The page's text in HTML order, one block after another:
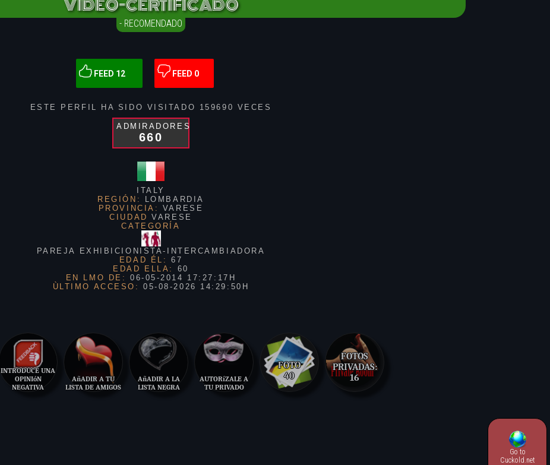
VIDEO-CERTIFICADO
- RECOMENDADO
FEED 12 FEED 0
ESTE PERFIL HA SIDO VISITADO 159690 VECES
ADMIRADORES
660
ITALY
REGIÓN:
LOMBARDIA
PROVINCIA: VARESE
CIUDAD
VARESE
CATEGORÍA
PAREJA EXHIBICIONISTA-INTERCAMBIADORA
EDAD ÉL:
67
EDAD ELLA:
60
EN LMO DE:
06-05-2014 17:27:17H
ÙLTIMO ACCESO:
05-08-2026 14:29:50H
INTRODUCE UNA
OPINIóN
NEGATIVA
AñADIR A TU
LISTA DE AMIGOS
AñADIR A LA
LISTA NEGRA
AUTORíZALE A
TU PRIVADO
FOTO
40
FOTOS
PRIVADAS:
16
Go to
Cuckold.net